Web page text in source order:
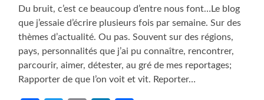
Du bruit, c’est ce beaucoup d’entre nous font…Le blog
que j’essaie d’écrire plusieurs fois par semaine. Sur des
thèmes d’actualité. Ou pas. Souvent sur des régions,
pays, personnalités que j’ai pu connaître, rencontrer,
parcourir, aimer, détester, au gré de mes reportages;
Rapporter de que l’on voit et vit. Reporter…